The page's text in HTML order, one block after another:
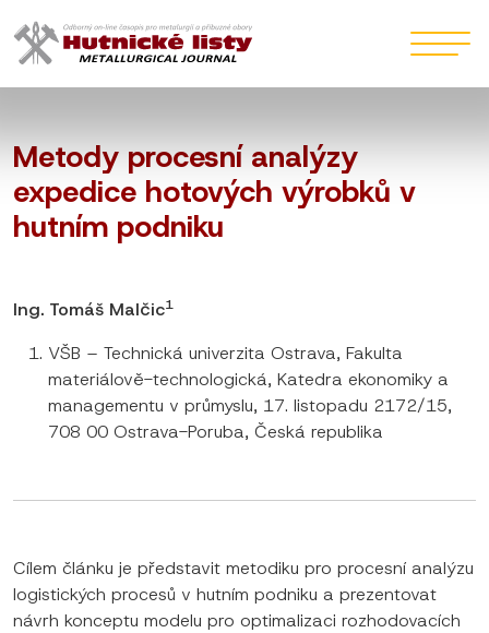
Metody procesní analýzy
expedice hotových výrobků v
hutním podniku
Ing. Tomáš Malčic1
VŠB – Technická univerzita Ostrava, Fakulta
materiálově-technologická, Katedra ekonomiky a
managementu v průmyslu, 17. listopadu 2172/15,
708 00 Ostrava-Poruba, Česká republika
Cílem článku je představit metodiku pro procesní analýzu
logistických procesů v hutním podniku a prezentovat
návrh konceptu modelu pro optimalizaci rozhodovacích